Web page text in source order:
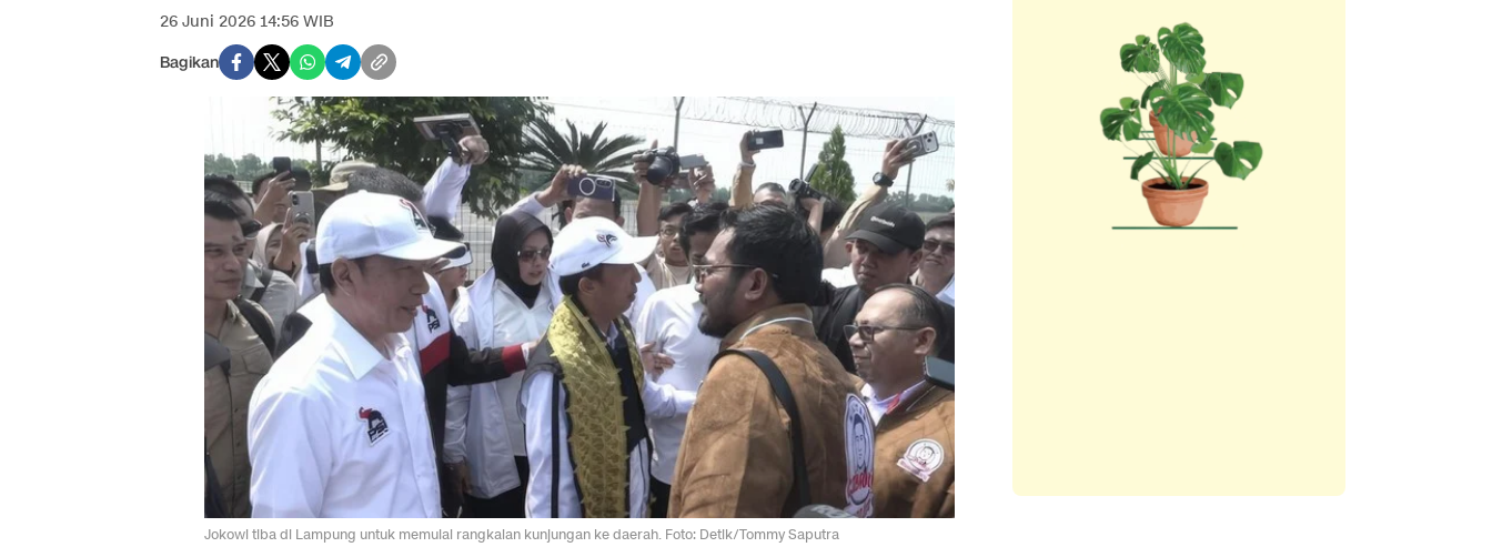
26 Juni 2026 14:56 WIB
Bagikan
Jokowi tiba di Lampung untuk memulai rangkaian kunjungan ke daerah. Foto: Detik/Tommy Saputra